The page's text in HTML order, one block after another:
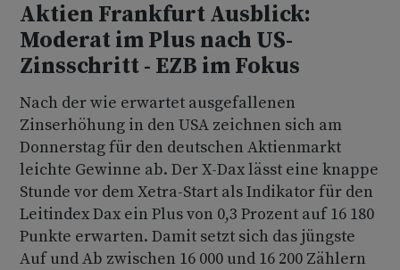
Aktien Frankfurt Ausblick:
Moderat im Plus nach US-
Zinsschritt - EZB im Fokus
Nach der wie erwartet ausgefallenen
Zinserhöhung in den USA zeichnen sich am
Donnerstag für den deutschen Aktienmarkt
leichte Gewinne ab. Der X-Dax lässt eine knappe
Stunde vor dem Xetra-Start als Indikator für den
Leitindex Dax ein Plus von 0,3 Prozent auf 16 180
Punkte erwarten. Damit setzt sich das jüngste
Auf und Ab zwischen 16 000 und 16 200 Zählern